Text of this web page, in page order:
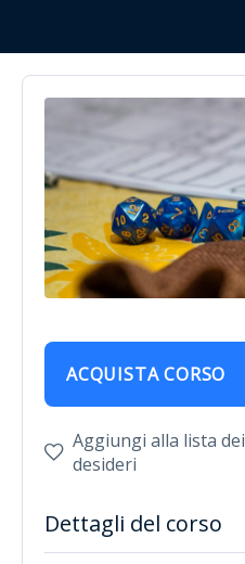
ACQUISTA CORSO
Aggiungi alla lista dei
desideri
Dettagli del corso